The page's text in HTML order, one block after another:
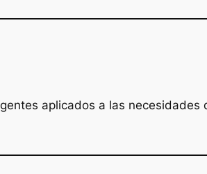
aplicados a las necesidades